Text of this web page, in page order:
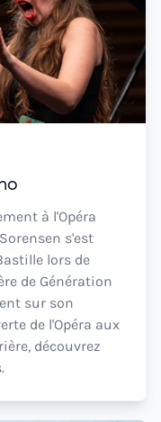
à l'Opéra
s'est
lors de
de Génération
sur son
de l'Opéra aux
découvrez